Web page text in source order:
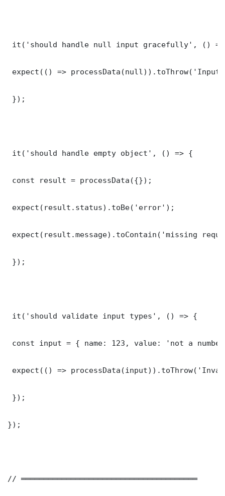
it('should handle null input gracefully', ()
expect(() =>
});
it('should handle empty object', () => {
const result = processData({});
expect(result.status).toBe('error');
expect(result.message).toContain('missing
});
it('should validate input types', () => {
const input = { name: 123, value: 'not a
expect(() =>
});
});
// ═══════════════════════════════════════